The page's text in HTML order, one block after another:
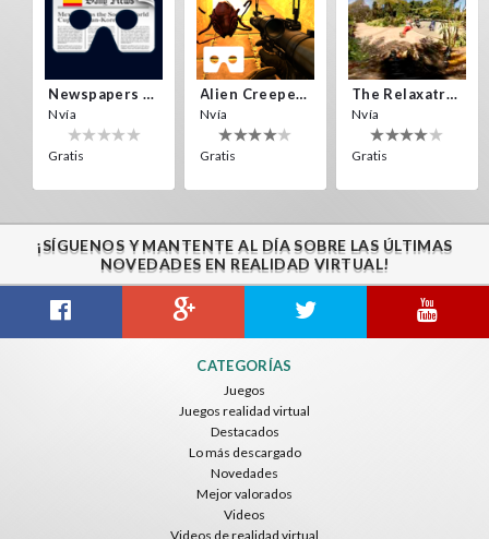
Newspapers Spain VR
Nvía
Gratis
Alien Creepers VR
Nvía
Gratis
The Relaxatron
Nvía
Gratis
Gratis
¡SÍGUENOS Y MANTENTE AL DÍA SOBRE LAS ÚLTIMAS
NOVEDADES EN REALIDAD VIRTUAL!
CATEGORÍAS
Juegos
Juegos realidad virtual
Destacados
Lo más descargado
Novedades
Mejor valorados
Videos
Videos de realidad virtual